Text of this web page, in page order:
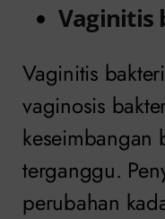
Vaginitis
Vaginitis
vaginosis
keseimbangan
terganggu.
perubahan